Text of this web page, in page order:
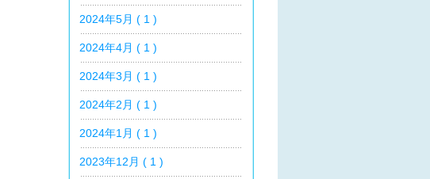
2024年5月 ( 1 )
2024年4月 ( 1 )
2024年3月 ( 1 )
2024年2月 ( 1 )
2024年1月 ( 1 )
2023年12月 ( 1 )